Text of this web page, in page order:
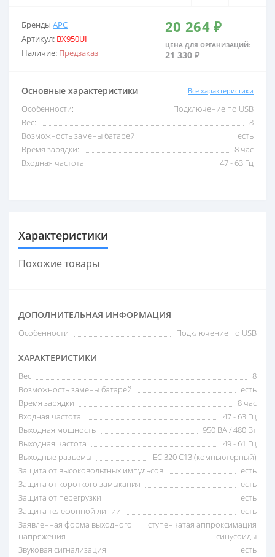
2,5 кВА
6 кВА
С USB
Со встроенными акб
Бренды APC
Артикул: BX950UI
Наличие: Предзаказ
20 264 ₽
ЦЕНА ДЛЯ ОРГАНИЗАЦИЙ:
21 330 ₽
Основные характеристики Все характеристики
Особенности:
Подключение по USB
Вес:
8
Возможность замены батарей:
есть
Время зарядки:
8 час
Входная частота:
47 - 63 Гц
Характеристики
Похожие товары
ДОПОЛНИТЕЛЬНАЯ ИНФОРМАЦИЯ
Особенности Подключение по USB
ХАРАКТЕРИСТИКИ
Вес
8
Возможность замены батарей
есть
Время зарядки
8 час
Входная частота
47 - 63 Гц
Выходная мощность
950 ВА / 480 Вт
Выходная частота
49 - 61 Гц
Выходные разъемы
IEC 320 C13 (компьютерный)
Защита от высоковольтных импульсов
есть
Защита от короткого замыкания
есть
Защита от перегрузки
есть
Защита телефонной линии
есть
Заявленная форма выходного
напряжения
ступенчатая аппроксимация
синусоиды
Звуковая сигнализация
есть